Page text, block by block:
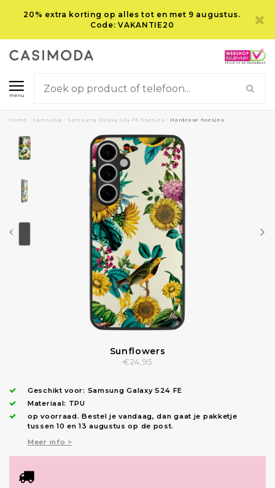
20% extra korting op alles tot en met 9 augustus.
Code: VAKANTIE20
menu
Home Samsung Samsung Galaxy S24 FE hoesjes Hardcase hoesjes
Sunflowers
€24,95
Geschikt voor: Samsung Galaxy S24 FE
Materiaal: TPU
op voorraad.Bestel je vandaag, dan gaat je pakketje
tussen 10 en 13 augustus op de post.
Meer info >